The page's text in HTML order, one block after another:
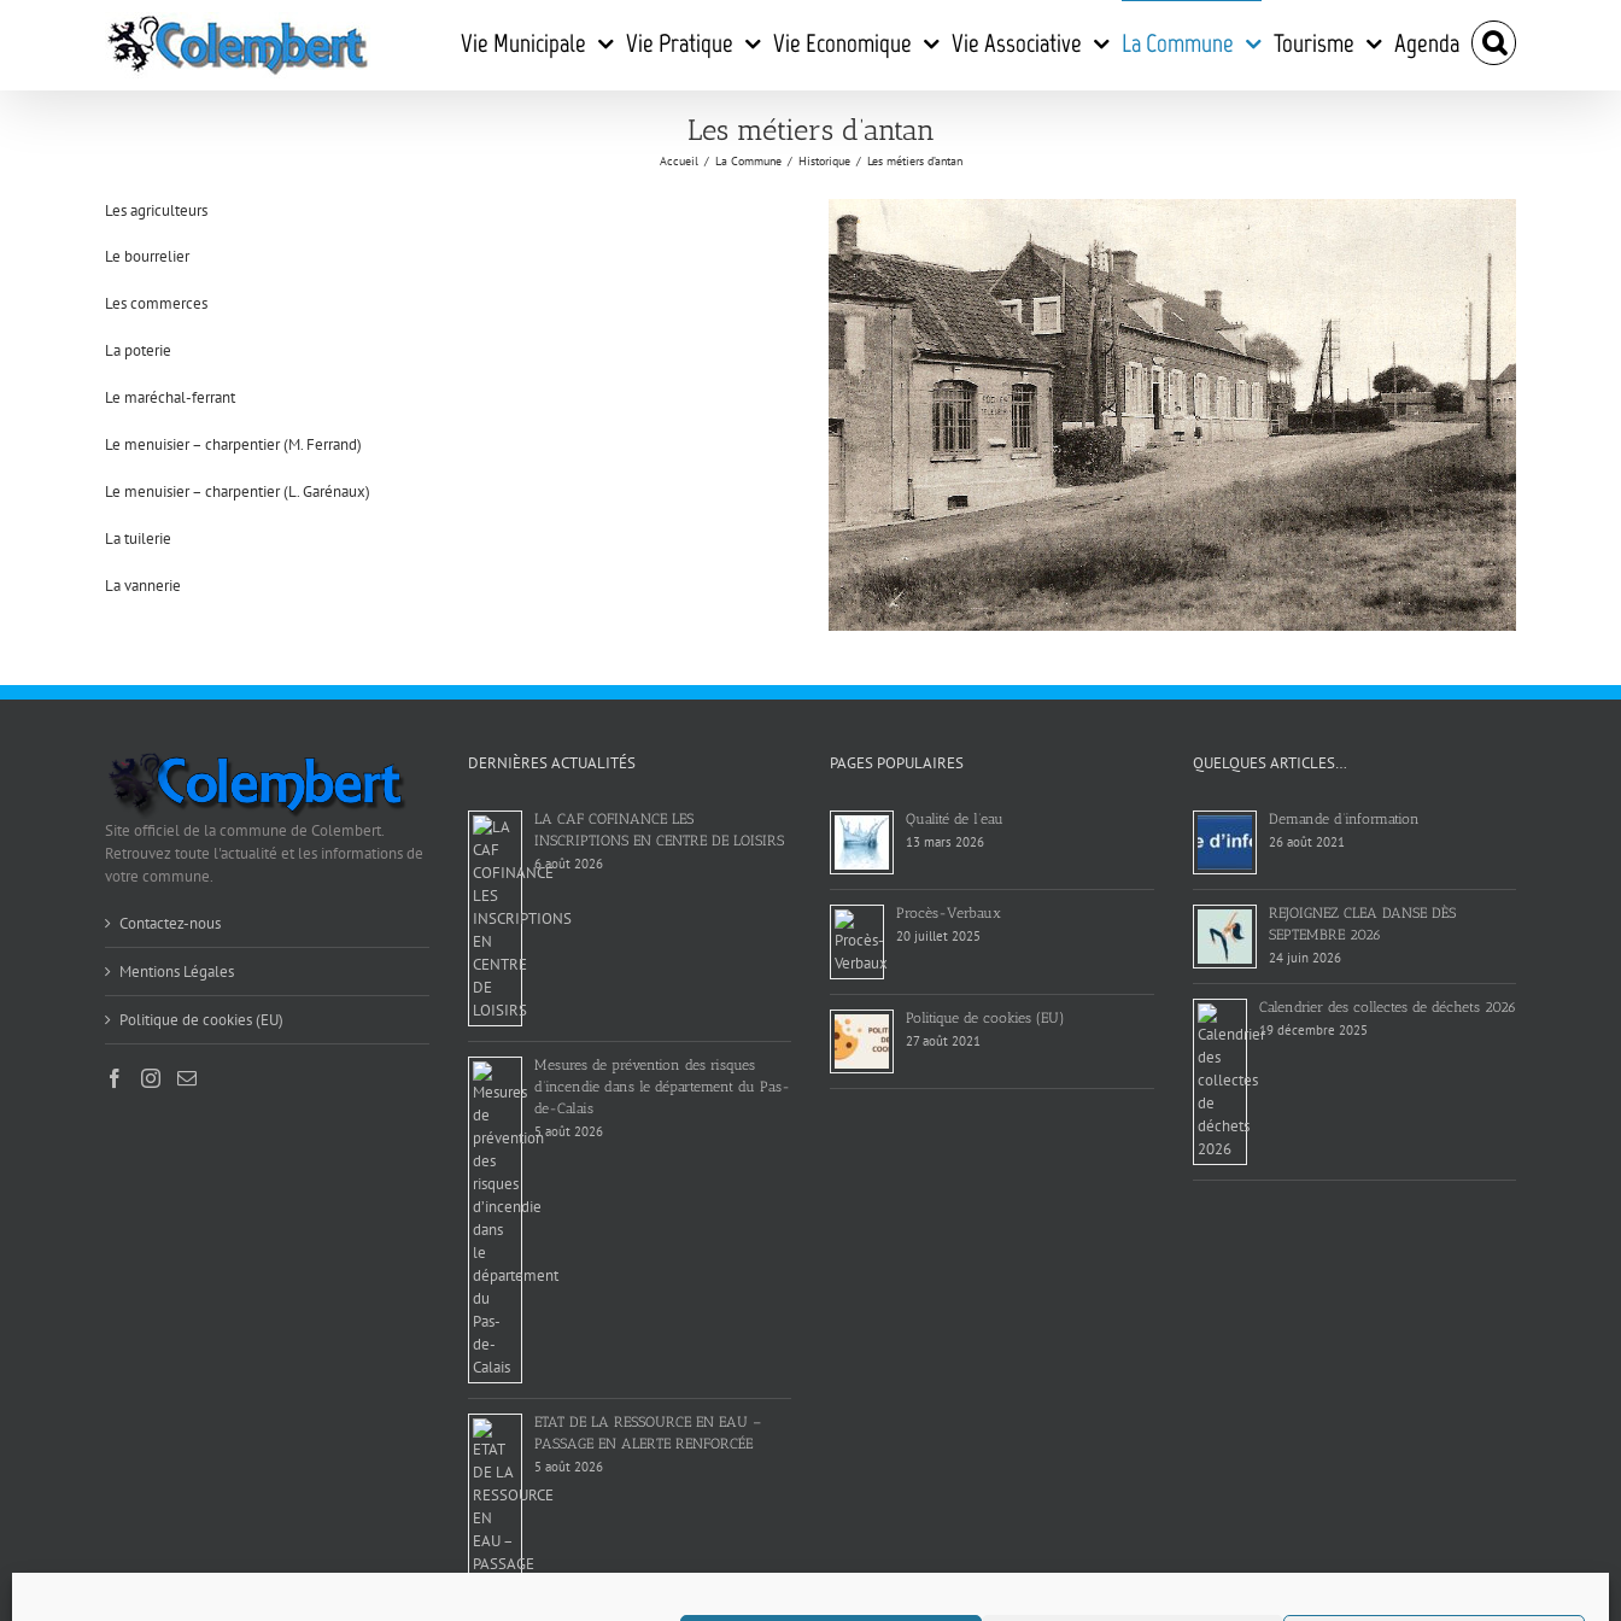
Vie Municipale Vie Pratique Vie Economique Vie Associative La Commune Tourisme Agenda
Les métiers d’antan
Accueil / La Commune / Historique / Les métiers d’antan
Les agriculteurs
Le bourrelier
Les commerces
La poterie
Le maréchal-ferrant
Le menuisier – charpentier (M. Ferrand)
Le menuisier – charpentier (L. Garénaux)
La tuilerie
La vannerie
Site officiel de la commune de Colembert.
Retrouvez toute l'actualité et les informations de
votre commune.
Contactez-nous
Mentions Légales
Politique de cookies (EU)
DERNIÈRES ACTUALITÉS
LA CAF COFINANCE LES
INSCRIPTIONS EN CENTRE DE LOISIRS
6 août 2026
Mesures de prévention des risques
d’incendie dans le département du Pas-
de-Calais
5 août 2026
ETAT DE LA RESSOURCE EN EAU –
PASSAGE EN ALERTE RENFORCÉE
5 août 2026
PAGES POPULAIRES
Qualité de l’eau
13 mars 2026
Procès-Verbaux
20 juillet 2025
Politique de cookies (EU)
27 août 2021
QUELQUES ARTICLES…
Demande d’information
26 août 2021
REJOIGNEZ CLEA DANSE DÈS
SEPTEMBRE 2026
24 juin 2026
Calendrier des collectes de déchets 2026
19 décembre 2025